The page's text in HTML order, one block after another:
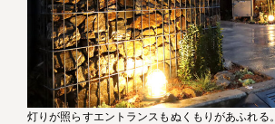
灯りが照らすエントランスもぬくもりがあふれる。